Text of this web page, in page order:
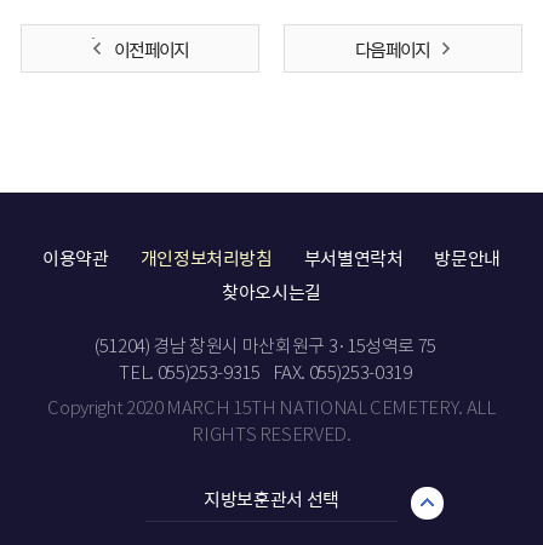
이전 페이지 다음 페이지
이용약관 개인정보처리방침 부서별연락처
방문안내
찾아오시는길
(51204) 경남 창원시 마산회원구 3·15성역로 75
TEL. 055)253-9315
FAX. 055)253-0319
Copyright 2020 MARCH 15TH NATIONAL CEMETERY. ALL
RIGHTS RESERVED.
지방보훈관서 선택